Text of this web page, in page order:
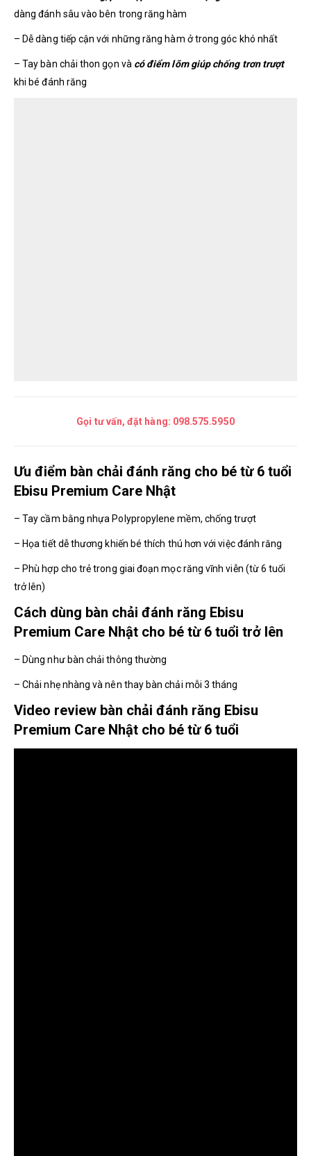
dàng đánh sâu vào bên trong răng hàm
– Dễ dàng tiếp cận với những răng hàm ở trong góc khó nhất
– Tay bàn chải thon gọn và có điểm lõm giúp chống trơn trượt
khi bé đánh răng
Gọi tư vấn, đặt hàng: 098.575.5950
Ưu điểm bàn chải đánh răng cho bé từ 6 tuổi
Ebisu Premium Care Nhật
– Tay cầm bằng nhựa Polypropylene mềm, chống trượt
– Họa tiết dễ thương khiến bé thích thú hơn với việc đánh răng
– Phù hợp cho trẻ trong giai đoạn mọc răng vĩnh viễn (từ 6 tuổi
trở lên)
Cách dùng bàn chải đánh răng Ebisu
Premium Care Nhật cho bé từ 6 tuổi trở lên
– Dùng như bàn chải thông thường
– Chải nhẹ nhàng và nên thay bàn chải mỗi 3 tháng
Video review bàn chải đánh răng Ebisu
Premium Care Nhật cho bé từ 6 tuổi